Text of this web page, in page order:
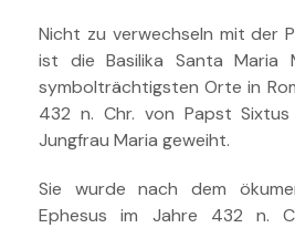
Nicht zu verwechseln mit der
ist die Basilika Santa Maria
symbolträchtigsten Orte in
432 n. Chr. von Papst
Jungfrau Maria geweiht.
Sie wurde nach dem
Ephesus im Jahre 432 n.